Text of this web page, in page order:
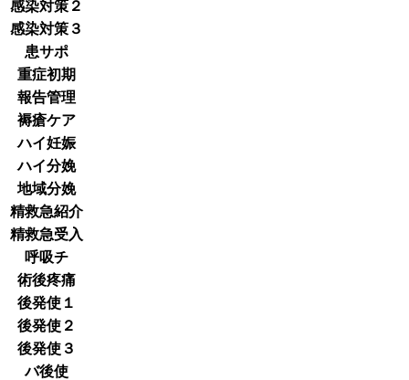
感染対策２
感染対策３
患サポ
重症初期
報告管理
褥瘡ケア
ハイ妊娠
ハイ分娩
地域分娩
精救急紹介
精救急受入
呼吸チ
術後疼痛
後発使１
後発使２
後発使３
バ後使